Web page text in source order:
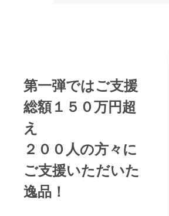
第一弾ではご支援
総額１５０万円超
え
２００人の方々に
ご支援いただいた
逸品！